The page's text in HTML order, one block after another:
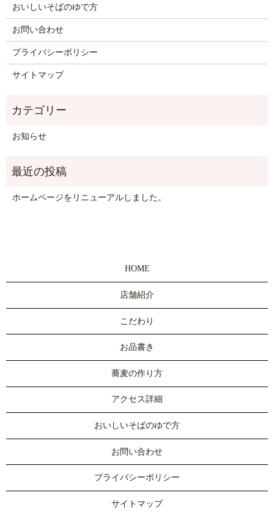
おいしいそばのゆで方
お問い合わせ
プライバシーポリシー
サイトマップ
お知らせ
ホームページをリニューアルしました。
HOME
店舗紹介
こだわり
お品書き
蕎麦の作り方
アクセス詳細
おいしいそばのゆで方
お問い合わせ
プライバシーポリシー
サイトマップ